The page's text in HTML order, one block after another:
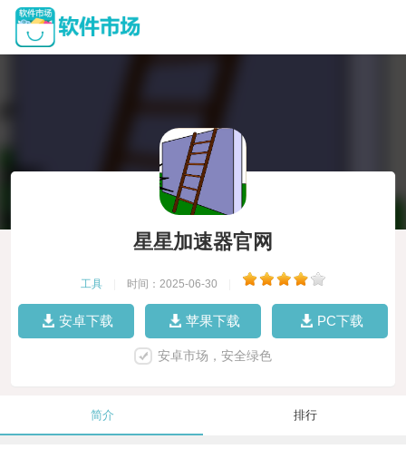
星星加速器官网
工具 时间：2025-06-30
安卓下载 苹果下载 PC下载
安卓市场，安全绿色
简介 排行